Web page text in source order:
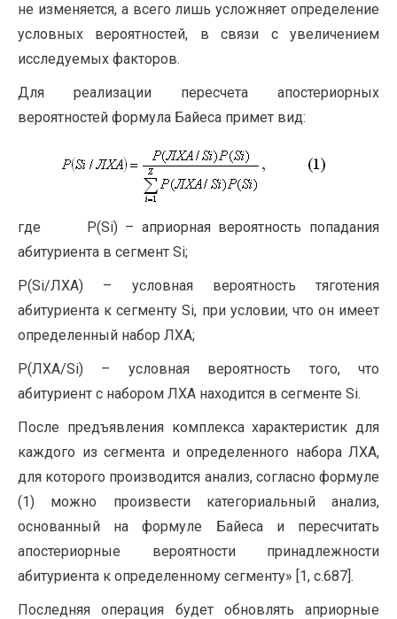
не изменяется, а всего лишь усложняет определение
условных вероятностей, в связи с увеличением
исследуемых факторов.
Для реализации пересчета апостериорных
вероятностей формула Байеса примет вид:
где P(Si) – априорная вероятность попадания
абитуриента в сегмент Si;
P(Si/ЛХА) – условная вероятность тяготения
абитуриента к сегменту Si, при условии, что он имеет
определенный набор ЛХА;
P(ЛХА/Si) – условная вероятность того, что
абитуриент с набором ЛХА находится в сегменте Si.
После предъявления комплекса характеристик для
каждого из сегмента и определенного набора ЛХА,
для которого производится анализ, согласно формуле
(1) можно произвести категориальный анализ,
основанный на формуле Байеса и пересчитать
апостериорные вероятности принадлежности
абитуриента к определенному сегменту» [1, с.687].
Последняя операция будет обновлять априорные